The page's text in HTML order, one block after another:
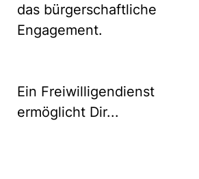
das bürgerschaftliche
Engagement.
Ein Freiwilligendienst
ermöglicht Dir...